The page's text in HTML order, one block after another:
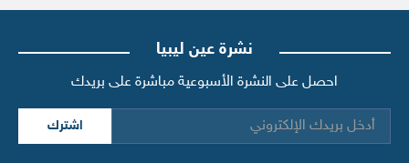
نشرة عين ليبيا
احصل على النشرة الأسبوعية مباشرة على بريدك
اشترك